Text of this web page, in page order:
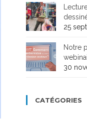
25
Notre
30
CATÉGORIES